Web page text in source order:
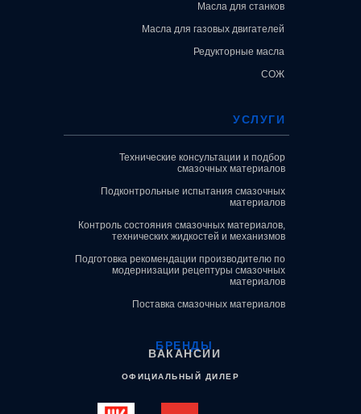
УСЛУГИ
Технические консультации и подбор
смазочных материалов
Подконтрольные испытания смазочных
материалов
Контроль состояния смазочных материалов,
технических жидкостей и механизмов
Подготовка рекомендации производителю по
модернизации рецептуры смазочных
материалов
Поставка смазочных материалов
ОФИЦИАЛЬНЫЙ ДИЛЕР
Масла для станков
Масла для газовых двигателей
Редукторные масла
СОЖ
БРЕНДЫ
ВАКАНСИИ